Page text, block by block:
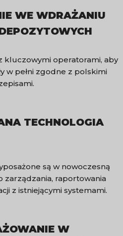
WE WDRAŻANIU
kluczowymi operatorami, aby
w pełni zgodne z polskimi
TECHNOLOGIA
są w nowoczesną
raportowania
z istniejącymi systemami.
W